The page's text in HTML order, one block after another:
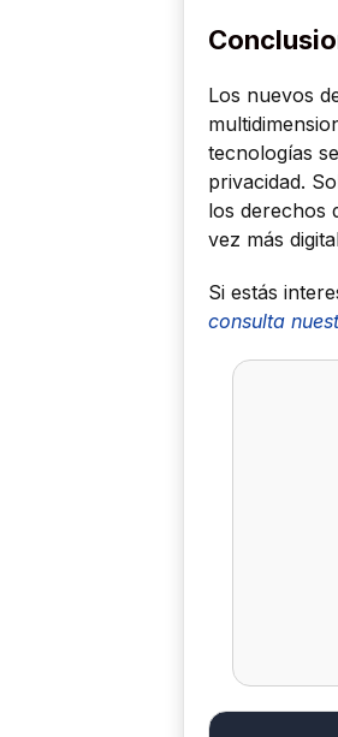
Los nuevos
tecnologías
privacidad.
los derechos
vez más
Si estás
consulta